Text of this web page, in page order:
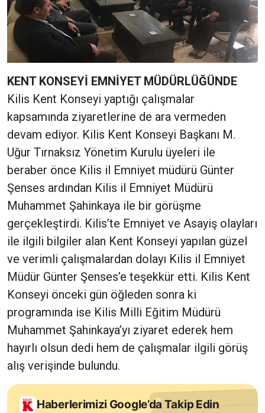
KENT KONSEYİ EMNİYET MÜDÜRLÜĞÜNDE
Kilis Kent Konseyi yaptığı çalışmalar
kapsamında ziyaretlerine de ara vermeden
devam ediyor. Kilis Kent Konseyi Başkanı M.
Uğur Tırnaksız Yönetim Kurulu üyeleri ile
beraber önce Kilis il Emniyet müdürü Günter
Şenses ardından Kilis il Emniyet Müdürü
Muhammet Şahinkaya ile bir görüşme
gerçekleştirdi. Kilis’te Emniyet ve Asayiş olayları
ile ilgili bilgiler alan Kent Konseyi yapılan güzel
ve verimli çalışmalardan dolayı Kilis il Emniyet
Müdür Günter Şenses’e teşekkür etti. Kilis Kent
Konseyi önceki gün öğleden sonra ki
programında ise Kilis Milli Eğitim Müdürü
Muhammet Şahinkaya’yı ziyaret ederek hem
hayırlı olsun dedi hem de çalışmalar ilgili görüş
alış verişinde bulundu.
Haberlerimizi Google’da Takip Edin